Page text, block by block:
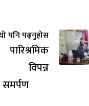
पनि पढ्नुहोस
विपन्न
समर्पण